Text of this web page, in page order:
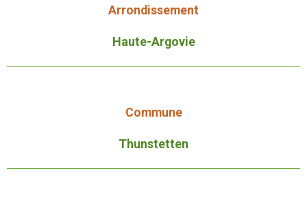
Arrondissement
Haute-Argovie
Commune
Thunstetten